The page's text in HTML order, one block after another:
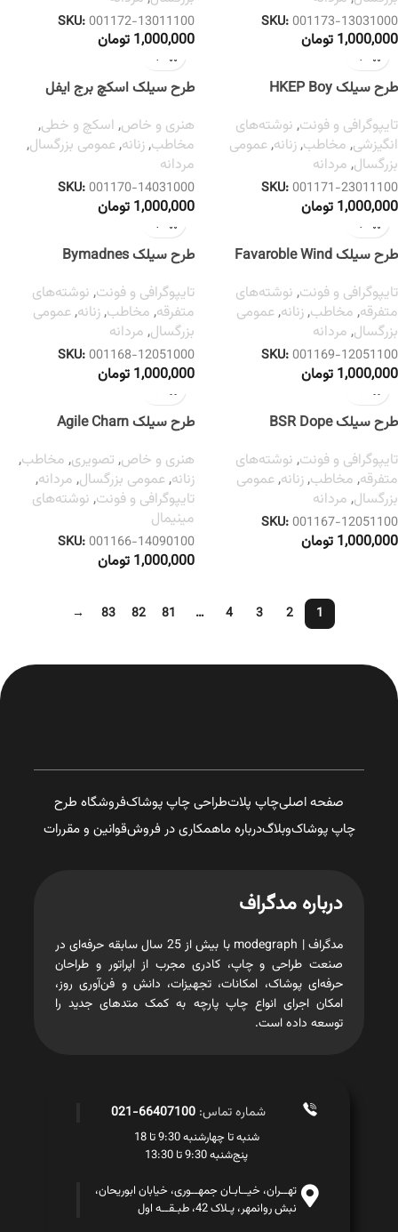
SKU:001173-13031000
1,000,000 تومان
SKU:001172-13011100
1,000,000 تومان
طرح سیلک HKEP Boy
تایپوگرافی و فونت, نوشته‌های
انگیزشی, مخاطب,زنانه,عمومی
بزرگسال, مردانه
SKU:001171-23011100
1,000,000 تومان
طرح سیلک اسکچ برج ایفل
هنری و خاص, اسکچ و خطی,
مخاطب,زنانه,عمومی بزرگسال,
مردانه
SKU:001170-14031000
1,000,000 تومان
طرح سیلک Favaroble Wind
تایپوگرافی و فونت, نوشته‌های
متفرقه, مخاطب,زنانه,عمومی
بزرگسال, مردانه
SKU:001169-12051100
1,000,000 تومان
طرح سیلک Bymadnes
تایپوگرافی و فونت, نوشته‌های
متفرقه, مخاطب,زنانه,عمومی
بزرگسال, مردانه
SKU:001168-12051000
1,000,000 تومان
طرح سیلک BSR Dope
تایپوگرافی و فونت, نوشته‌های
متفرقه, مخاطب,زنانه,عمومی
بزرگسال, مردانه
SKU:001167-12051100
1,000,000 تومان
طرح سیلک Agile Charn
هنری و خاص, تصویری, مخاطب,
زنانه,عمومی بزرگسال, مردانه,
تایپوگرافی و فونت, نوشته‌های
مینیمال
SKU:001166-14090100
1,000,000 تومان
1
2
3
4
…
81
82
83
→
صفحه اصلیچاپ پلاتطراحی چاپ پوشاکفروشگاه طرح
چاپ پوشاکوبلاگدرباره ماهمکاری در فروشقوانین و مقررات
درباره مدگراف
مدگراف | modegraph با بیش از 25 سال سابقه حرفه‌ای در
صنعت طراحی و چاپ، کادری مجرب از اپراتور و طراحان
حرفه‌ای پوشاک، امکانات، تجهیزات، دانش و فن‌آوری روز،
امکان اجرای انواع چاپ پارچه به کمک متدهای جدید را
توسعه داده است.
شماره تماس:66407100-021
شنبه تا چهارشنبه 9:30 تا 18
پنج‌شنبه 9:30 تا 13:30
تهــران، خیــابـان جمهــوری، خیابان ابوریحان،
نبش روانمهر، پـلاک 42، طبـقــه اول